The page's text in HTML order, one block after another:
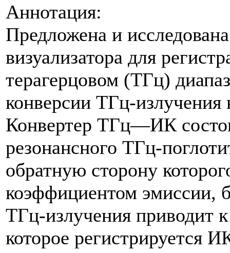
Аннотация:
Предложена и
визуализатора для
терагерцовом (ТГц)
конверсии ТГц-
Конвертер ТГц—ИК
резонансного ТГц-
обратную сторону
коэффициентом эмиссии,
ТГц-излучения приводит
которое регистрируется